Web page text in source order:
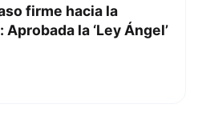
firme hacia la
la ‘Ley Ángel’